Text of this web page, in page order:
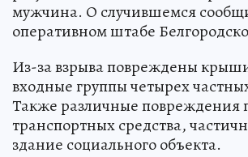
мужчина. О случившемся
оперативном штабе
Из-за взрыва повреждены
входные группы четырех
Также различные повреждения
транспортных средства,
здание социального объекта.